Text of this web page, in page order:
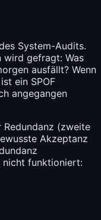
System-Audits.
wird gefragt: Was
ausfällt? Wenn
ein SPOF
angegangen
Redundanz (zweite
Akzeptanz
nicht funktioniert: